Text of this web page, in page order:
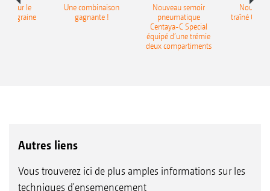
pour le
Une combinaison
gagnante !
Nouveau semoir
pneumatique
Centaya-C Special
équipé d’une trémie
deux compartiments
traîné
Autres liens
Vous trouverez ici de plus amples informations sur les
techniques d'ensemencement